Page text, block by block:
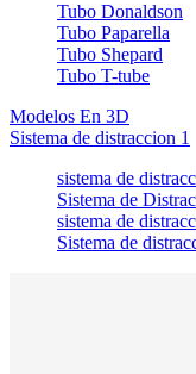
Tubo Donaldson
Tubo Paparella
Tubo Shepard
Tubo T-tube
Modelos En 3D
Sistema de distraccion 1
sistema de
Sistema de
sistema de
Sistema de